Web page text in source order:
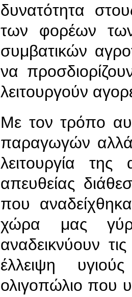
δυνατότητα
των φορέων
συμβατικών
να
λειτουργούν
Με τον τρόπο
παραγωγών
λειτουργία
απευθείας
που
χώρα μας
αναδεικνύουν
έλλειψη
ολιγοπώλιο που